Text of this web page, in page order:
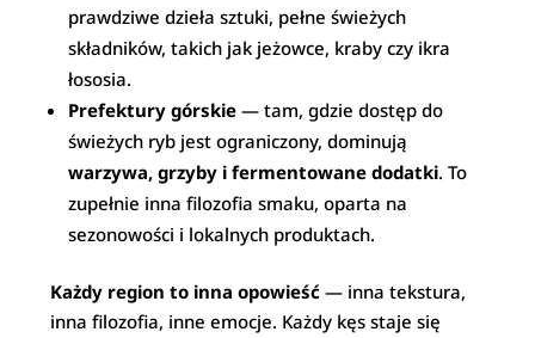
prawdziwe dzieła sztuki, pełne świeżych
składników, takich jak jeżowce, kraby czy ikra
łososia.
Prefektury górskie — tam, gdzie dostęp do
świeżych ryb jest ograniczony, dominują
warzywa, grzyby i fermentowane dodatki. To
zupełnie inna filozofia smaku, oparta na
sezonowości i lokalnych produktach.
Każdy region to inna opowieść — inna tekstura,
inna filozofia, inne emocje. Każdy kęs staje się